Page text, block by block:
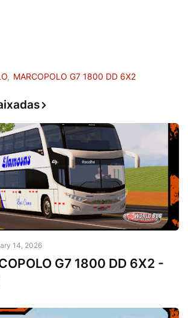
MARCOPOLO G7 1800 DD 6X2
14, 2026
G7 1800 DD 6X2 -